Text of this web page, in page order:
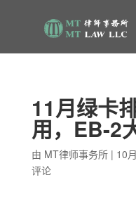
11月绿卡
用，EB-2
由 MT律师事务所| 10
评论